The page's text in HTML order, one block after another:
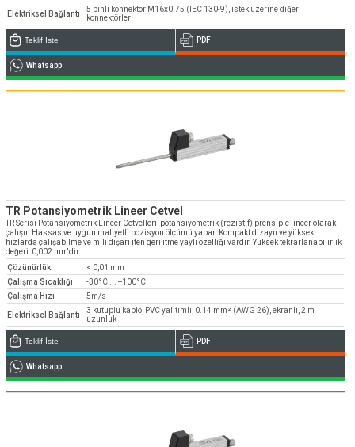
Elektriksel Bağlantı
5 pinli konnektör M16x0.75 (IEC 130-9), istek üzerine diğer
konnektörler
Teklif İste PDF
Whatsapp
TR Potansiyometrik Lineer Cetvel
TR Serisi Potansiyometrik Lineer Cetvelleri, potansiyometrik (rezistif) prensiple lineer olarak
çalışır. Hassas ve uygun maliyetli pozisyon ölçümü yapar. Kompakt dizayn ve yüksek
hızlarda çalışabilme ve mili dışarı iten geri itme yaylı özelliği vardır. Yüksek tekrarlanabilirlik
değeri: 0,002 mm'dir.
Çözünürlük
< 0,01 mm
Çalışma Sıcaklığı
-30°C ... +100°C
Çalışma Hızı
5m/s
Elektriksel Bağlantı
3 kutuplu kablo, PVC yalıtımlı, 0.14 mm² (AWG 26), ekranlı, 2 m
uzunluk
Teklif İste PDF
Whatsapp